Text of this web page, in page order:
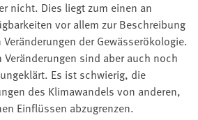
nicht. Dies liegt zum einen an
vor allem zur Beschreibung
der Gewässerökologie.
sind aber auch noch
Es ist schwierig, die
des Klimawandels von anderen,
Einflüssen abzugrenzen.